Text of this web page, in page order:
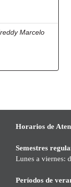
Marcelo
Horarios de
Semestres
Lunes a viernes:
Períodos de